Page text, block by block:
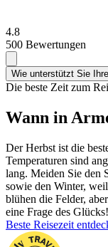
4.8
500 Bewertungen
Wie unterstützt Sie
Die beste Zeit zum
Wann in
Der Herbst ist die
Temperaturen sind
lang. Meiden Sie den
sowie den Winter,
blühen die Felder,
eine Frage des Glücks!
Beste Reisezeit